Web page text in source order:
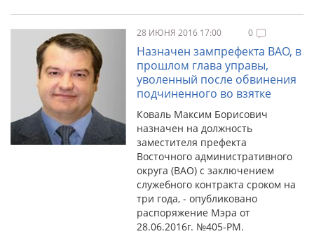
28 ИЮНЯ 2016 17:00 0
Назначен зампрефекта ВАО, в
прошлом глава управы,
уволенный после обвинения
подчиненного во взятке
Коваль Максим Борисович
назначен на должность
заместителя префекта
Восточного административного
округа (ВАО) с заключением
служебного контракта сроком на
три года, - опубликовано
распоряжение Мэра от
28.06.2016г. №405-РМ.